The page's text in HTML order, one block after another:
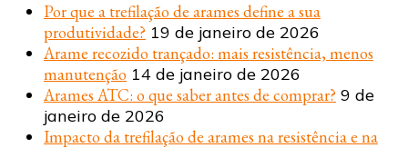
Por que a trefilação de arames define a sua
produtividade? 19 de janeiro de 2026
Arame recozido trançado: mais resistência, menos
manutenção 14 de janeiro de 2026
Arames ATC: o que saber antes de comprar? 9 de
janeiro de 2026
Impacto da trefilação de arames na resistência e na